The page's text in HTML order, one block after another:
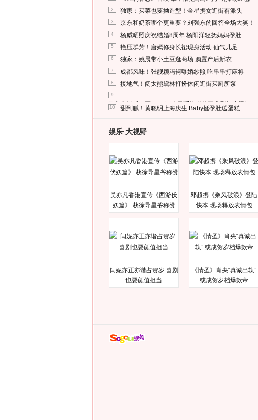
2 独家：买菜也要拗造型！金星携女逛街有派头
3 京东和奶茶哪个更重要？刘强东的回答全场大笑！
4 杨威晒照庆祝结婚8周年 杨阳洋轻抚妈妈孕肚
5 艳压群芳！唐嫣修身长裙现身活动 仙气儿足
6 独家：姚晨带小土豆逛商场 购置产后新衣
7 成都风味！张靓颖冯轲曝婚纱照 吃串串打麻将
8 接地气！阔太熊黛林打扮休闲逛街买厕所泵
9
马蓉离婚后，砸1000万人民币给媒体要求删掉这照片
10 甜到腻！黄晓明上海庆生 Baby挺孕肚送蛋糕
娱乐·大视野
吴亦凡香港宣传《西游伏
妖篇》 获徐导星爷称赞
邓超携《乘风破浪》登陆
快本 现场释放表情包
闫妮亦正亦谐占贺岁 喜剧
也要颜值担当
《情圣》肖央“真诚出轨”
或成贺岁档爆款帝